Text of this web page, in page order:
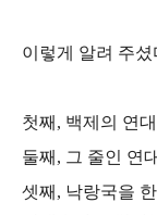
이렇게 알려 주셨
첫째, 백제의 연
둘째, 그 줄인 연
셋째, 낙랑국을